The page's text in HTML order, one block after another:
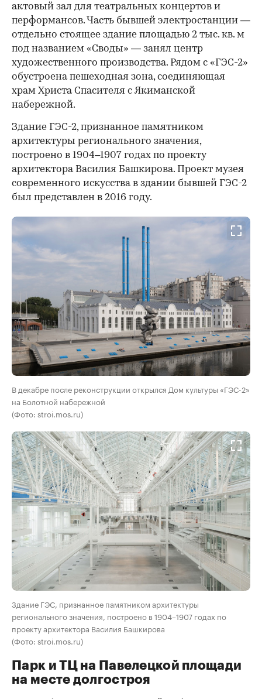
актовый зал для театральных концертов и
перформансов. Часть бывшей электростанции —
отдельно стоящее здание площадью 2 тыс. кв. м
под названием «Своды» — занял центр
художественного производства. Рядом с «ГЭС-2»
обустроена пешеходная зона, соединяющая
храм Христа Спасителя с Якиманской
набережной.
Здание ГЭС-2, признанное памятником
архитектуры регионального значения,
построено в 1904–1907 годах по проекту
архитектора Василия Башкирова. Проект музея
современного искусства в здании бывшей ГЭС-2
был представлен в 2016 году.
В декабре после реконструкции открылся Дом культуры «ГЭС-2»
на Болотной набережной
(Фото: stroi.mos.ru)
Здание ГЭС, признанное памятником архитектуры
регионального значения, построено в 1904–1907 годах по
проекту архитектора Василия Башкирова
(Фото: stroi.mos.ru)
Парк и ТЦ на Павелецкой площади
на месте долгостроя